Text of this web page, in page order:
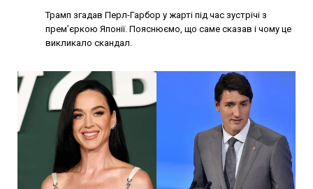
Трамп згадав Перл-Гарбор у жарті під час зустрічі з
прем’єркою Японії. Пояснюємо, що саме сказав і чому це
викликало скандал.